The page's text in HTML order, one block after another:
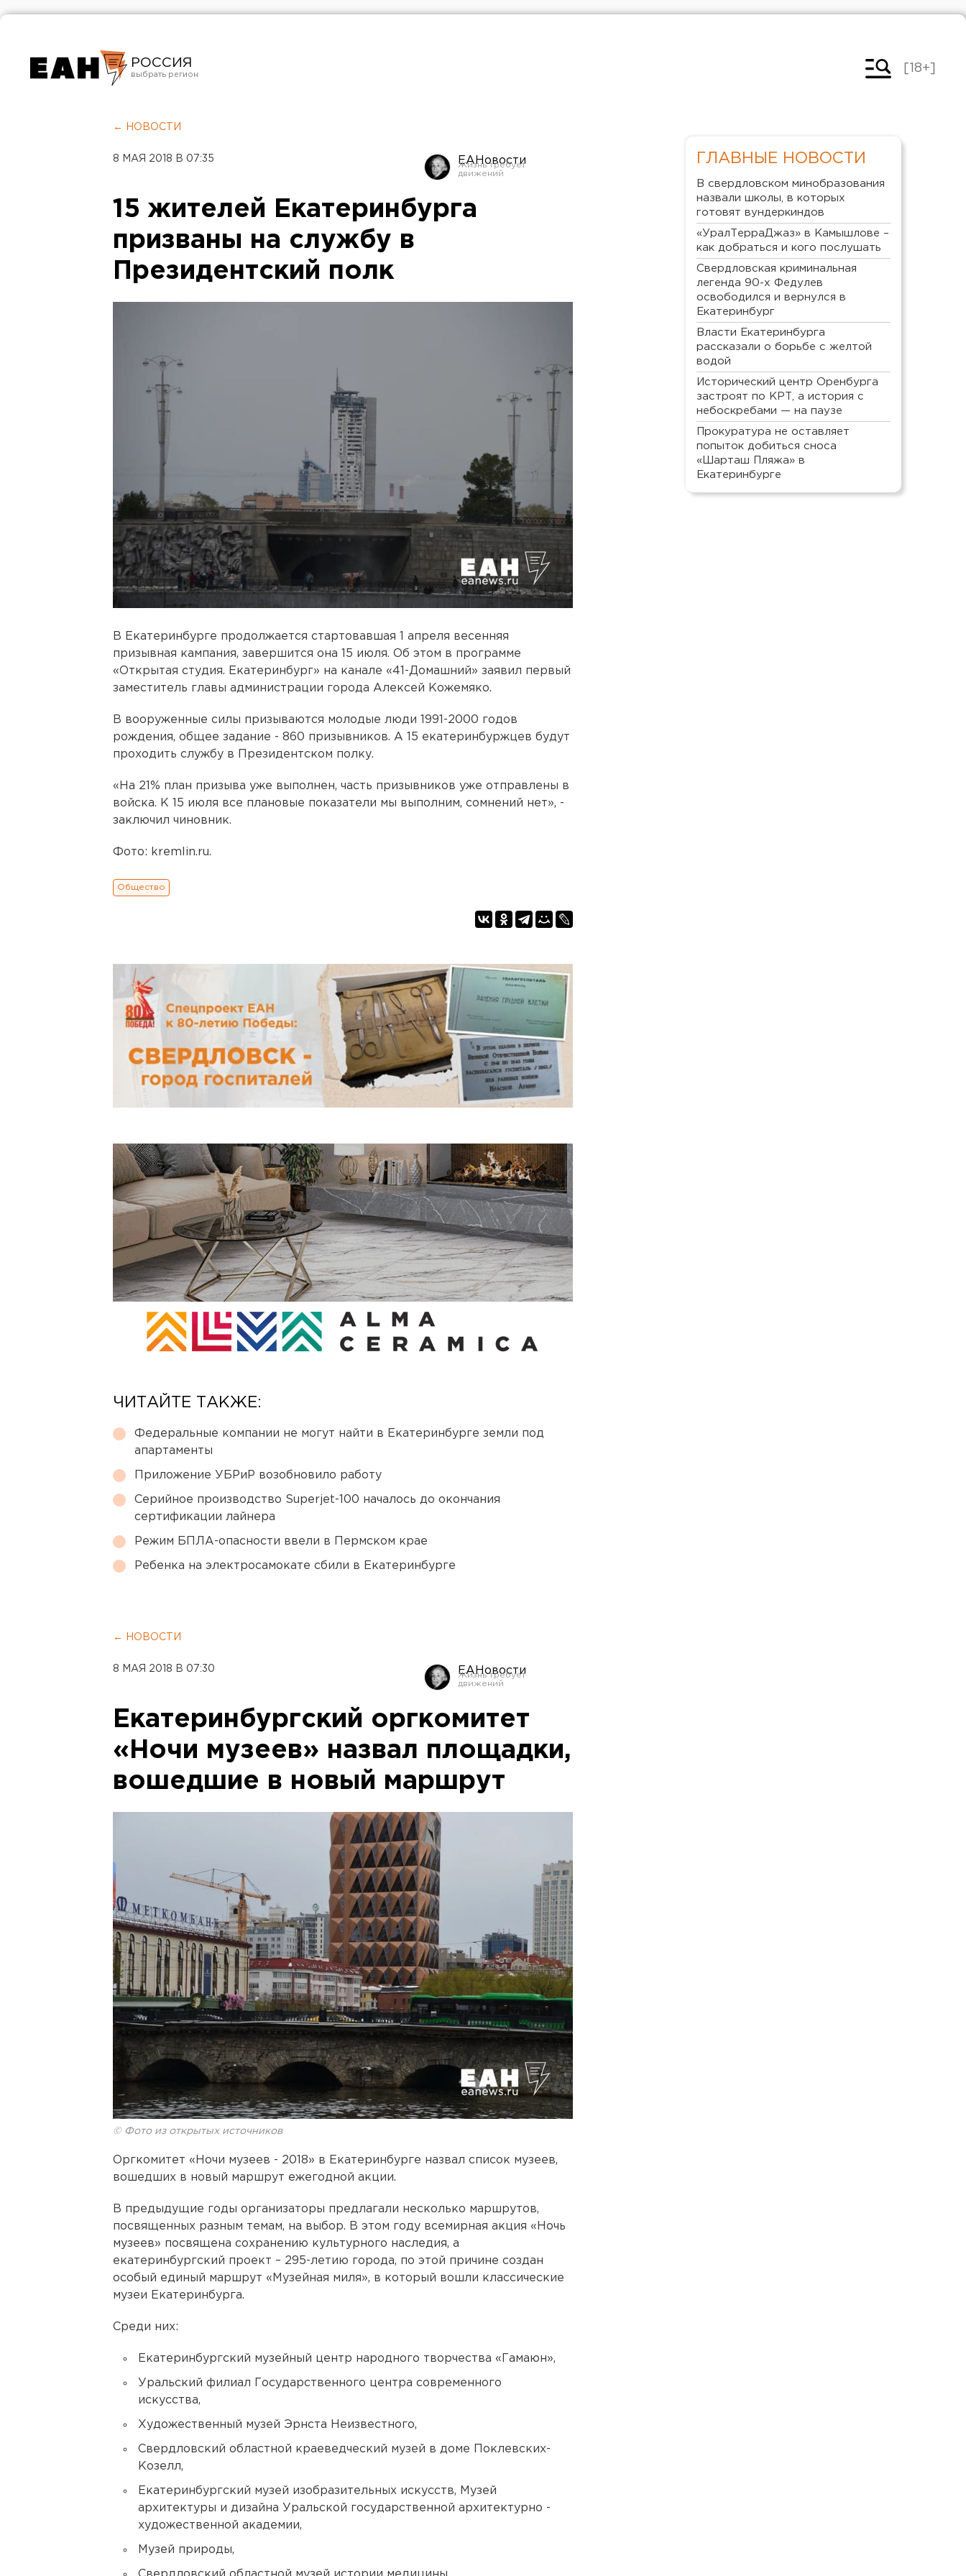
РОССИЯ
Челябинск
[18+]
← НОВОСТИ
8 МАЯ 2018 В 07:35 ЕАНовости
15 жителей Екатеринбурга
призваны на службу в
Президентский полк
В Екатеринбурге продолжается стартовавшая 1 апреля весенняя
призывная кампания, завершится она 15 июля. Об этом в программе
«Открытая студия. Екатеринбург» на канале «41-Домашний» заявил первый
заместитель главы администрации города Алексей Кожемяко.
В вооруженные силы призываются молодые люди 1991-2000 годов
рождения, общее задание - 860 призывников. А 15 екатеринбуржцев будут
проходить службу в Президентском полку.
«На 21% план призыва уже выполнен, часть призывников уже отправлены в
войска. К 15 июля все плановые показатели мы выполним, сомнений нет», -
заключил чиновник.
Фото: kremlin.ru.
Общество
ЧИТАЙТЕ ТАКЖЕ:
Федеральные компании не могут найти в Екатеринбурге земли под
апартаменты
Приложение УБРиР возобновило работу
Серийное производство Superjet-100 началось до окончания
сертификации лайнера
Режим БПЛА-опасности ввели в Пермском крае
Ребенка на электросамокате сбили в Екатеринбурге
← НОВОСТИ
8 МАЯ 2018 В 07:30 ЕАНовости
Екатеринбургский оргкомитет
«Ночи музеев» назвал площадки,
вошедшие в новый маршрут
© Фото из открытых источников
Оргкомитет «Ночи музеев - 2018» в Екатеринбурге назвал список музеев,
вошедших в новый маршрут ежегодной акции.
В предыдущие годы организаторы предлагали несколько маршрутов,
посвященных разным темам, на выбор. В этом году всемирная акция «Ночь
музеев» посвящена сохранению культурного наследия, а
екатеринбургский проект – 295-летию города, по этой причине создан
особый единый маршрут «Музейная миля», в который вошли классические
музеи Екатеринбурга.
Среди них:
Екатеринбургский музейный центр народного творчества «Гамаюн»,
Уральский филиал Государственного центра современного
искусства,
Художественный музей Эрнста Неизвестного,
Свердловский областной краеведческий музей в доме Поклевских-
Козелл,
Екатеринбургский музей изобразительных искусств, Музей
архитектуры и дизайна Уральской государственной архитектурно -
художественной академии,
Музей природы,
ГЛАВНЫЕ НОВОСТИ
В свердловском минобразования
назвали школы, в которых
готовят вундеркиндов
«УралТерраДжаз» в Камышлове –
как добраться и кого послушать
Свердловская криминальная
легенда 90-х Федулев
освободился и вернулся в
Екатеринбург
Власти Екатеринбурга
рассказали о борьбе с желтой
водой
Исторический центр Оренбурга
застроят по КРТ, а история с
небоскребами — на паузе
Прокуратура не оставляет
попыток добиться сноса
«Шарташ Пляжа» в
Екатеринбурге